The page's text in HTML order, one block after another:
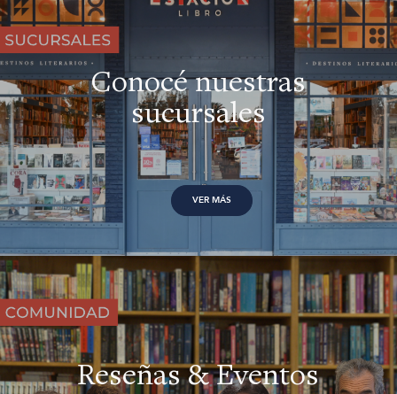
Conocé nuestras
sucursales
VER MÁS
Reseñas & Eventos